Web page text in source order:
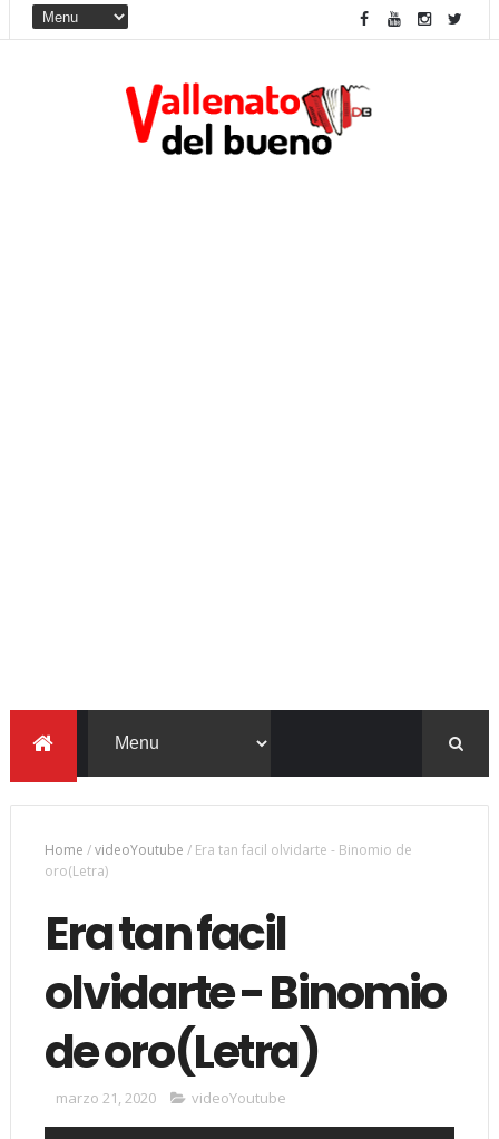
Home /videoYoutube / Era tan facil olvidarte - Binomio de
oro(Letra)
Era tan facil
olvidarte - Binomio
de oro(Letra)
marzo 21, 2020 videoYoutube